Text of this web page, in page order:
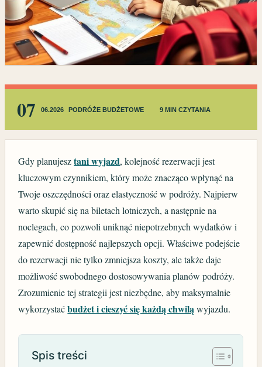
07 06.2026 PODRÓŻE BUDŻETOWE 9 MIN CZYTANIA
Gdy planujesztani wyjazd, kolejność rezerwacji jest
kluczowym czynnikiem, który może znacząco wpłynąć na
Twoje oszczędności oraz elastyczność w podróży. Najpierw
warto skupić się na biletach lotniczych, a następnie na
noclegach, co pozwoli uniknąć niepotrzebnych wydatków i
zapewnić dostępność najlepszych opcji. Właściwe podejście
do rezerwacji nie tylko zmniejsza koszty, ale także daje
możliwość swobodnego dostosowywania planów podróży.
Zrozumienie tej strategii jest niezbędne, aby maksymalnie
wykorzystaćbudżet i cieszyć się każdą chwiląwyjazdu.
Spis treści